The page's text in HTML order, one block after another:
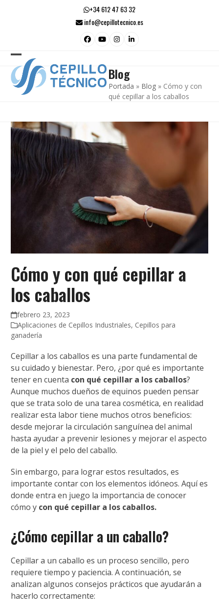
+34 612 47 63 32
info@cepillotecnico.es
Facebook
YouTubeInstagram
LinkedIn
Open
mobile
menu
Close
mobile
menu
Blog
Portada » Blog » Cómo y con
qué cepillar a los caballos
Cómo y con qué cepillar a
los caballos
febrero 23, 2023
Aplicaciones de Cepillos Industriales, Cepillos para
ganadería
Cepillar a los caballos es una parte fundamental de
su cuidado y bienestar. Pero, ¿por qué es importante
tener en cuenta con qué cepillar a los caballos?
Aunque muchos dueños de equinos pueden pensar
que se trata solo de una tarea cosmética, en realidad
realizar esta labor tiene muchos otros beneficios:
desde mejorar la circulación sanguínea del animal
hasta ayudar a prevenir lesiones y mejorar el aspecto
de la piel y el pelo del caballo.
Sin embargo, para lograr estos resultados, es
importante contar con los elementos idóneos. Aquí es
donde entra en juego la importancia de conocer
cómo y con qué cepillar a los caballos.
¿Cómo cepillar a un caballo?
Cepillar a un caballo es un proceso sencillo, pero
requiere tiempo y paciencia. A continuación, se
analizan algunos consejos prácticos que ayudarán a
hacerlo correctamente: